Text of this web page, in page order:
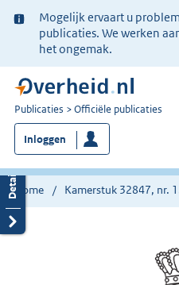
Ter
informatie:
Mogelijk ervaart u
publicaties. We werken
het ongemak.
U
bent
nu
hier:
Publicaties Officiële publicaties
Inloggen
Home Kamerstuk 32847, nr.